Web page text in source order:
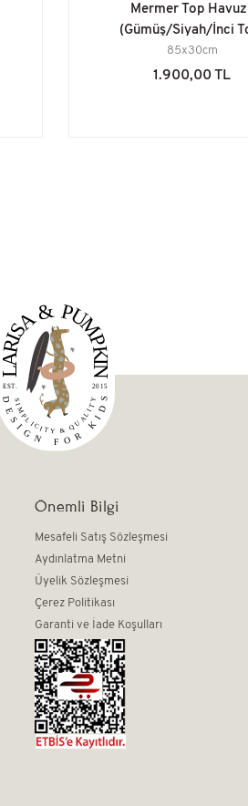
Mermer Top
(Gümüş/Siyah/İnci
85x30cm
1.900,00 TL
Önemli Bilgi
Mesafeli Satış Sözleşmesi
Aydınlatma Metni
Üyelik Sözleşmesi
Çerez Politikası
Garanti ve İade Koşulları